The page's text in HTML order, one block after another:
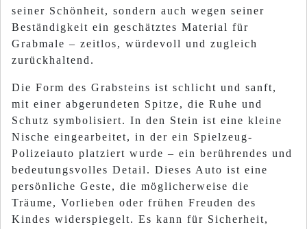
seiner Schönheit, sondern auch wegen seiner
Beständigkeit ein geschätztes Material für
Grabmale – zeitlos, würdevoll und zugleich
zurückhaltend.
Die Form des Grabsteins ist schlicht und sanft,
mit einer abgerundeten Spitze, die Ruhe und
Schutz symbolisiert. In den Stein ist eine kleine
Nische eingearbeitet, in der ein Spielzeug-
Polizeiauto platziert wurde – ein berührendes und
bedeutungsvolles Detail. Dieses Auto ist eine
persönliche Geste, die möglicherweise die
Träume, Vorlieben oder frühen Freuden des
Kindes widerspiegelt. Es kann für Sicherheit,